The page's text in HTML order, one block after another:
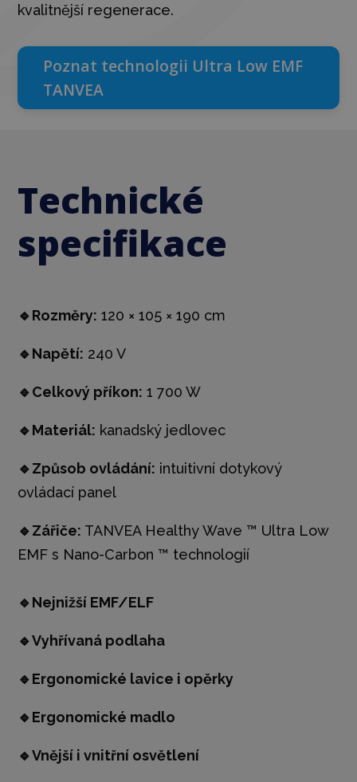
kvalitnější regenerace.
Poznat technologii Ultra Low EMF
TANVEA
Technické
specifikace
🔹Rozměry: 120 × 105 × 190 cm
🔹Napětí: 240 V
🔹Celkový příkon: 1 700 W
🔹Materiál: kanadský jedlovec
🔹Způsob ovládání: intuitivní dotykový
ovládací panel
🔹Zářiče: TANVEA Healthy Wave ™ Ultra Low
EMF s Nano-Carbon ™ technologií
🔹Nejnižší EMF/ELF
🔹Vyhřívaná podlaha
🔹Ergonomické lavice i opěrky
🔹Ergonomické madlo
🔹Vnější i vnitřní osvětlení